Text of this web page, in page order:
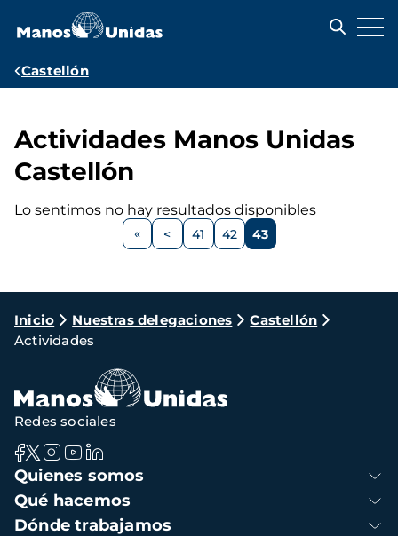
contenido
Ruta
navegación
Castellón
Actividades Manos Unidas
Castellón
Lo sentimos no hay resultados disponibles
Página
< Página
41 Página
42 Página
43
Ruta
de
navegación
Inicio Nuestras delegaciones
Castellón
Actividades
Navegación
principal
Quienes somos
Qué hacemos
Dónde trabajamos
Redes sociales